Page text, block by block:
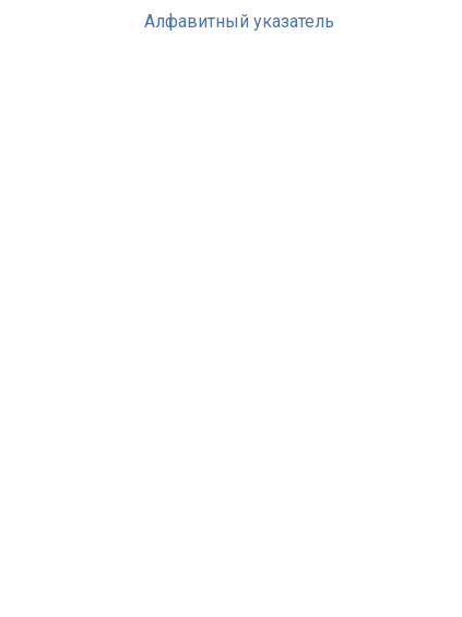
Алфавитный указатель